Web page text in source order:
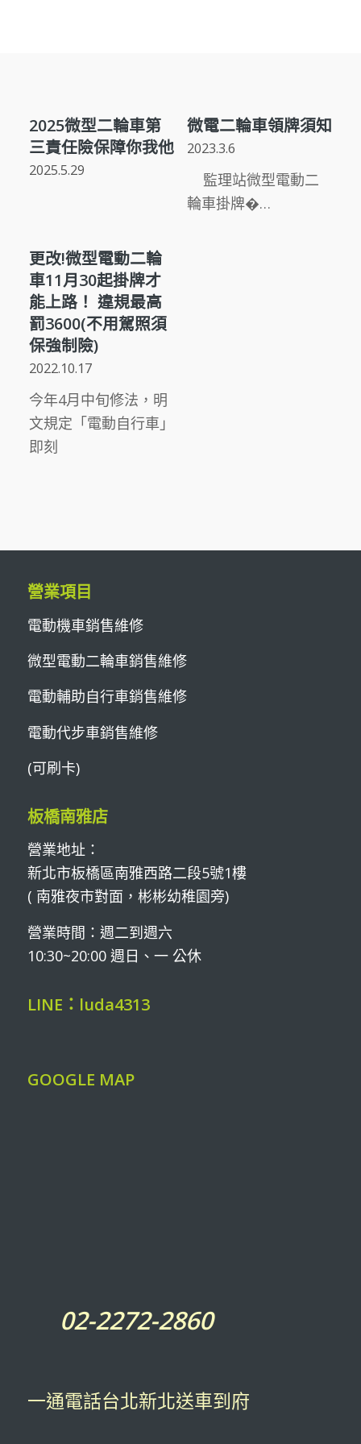
2025微型二輪車第
三責任險保障你我他
2025.5.29
微電二輪車領牌須知
2023.3.6
監理站微型電動二
輪車掛牌�…
更改!微型電動二輪
車11月30起掛牌才
能上路！ 違規最高
罰3600(不用駕照須
保強制險)
2022.10.17
今年4月中旬修法，明
文規定「電動自行車」
即刻
營業項目
電動機車銷售維修
微型電動二輪車銷售維修
電動輔助自行車銷售維修
電動代步車銷售維修
(可刷卡)
板橋南雅店
營業地址：
新北市板橋區南雅西路二段5號1樓
( 南雅夜市對面，彬彬幼稚園旁)
營業時間：週二到週六
10:30~20:00 週日、一 公休
LINE：luda4313
GOOGLE MAP
02-2272-2860
一通電話台北新北送車到府